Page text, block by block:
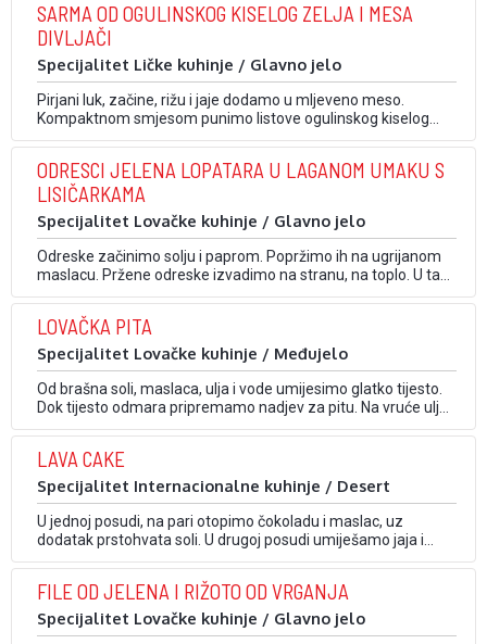
podlijemo temeljcem od srnetine. Pred kraj dodamo vino. Na
prikladan …
SARMA OD OGULINSKOG KISELOG ZELJA I MESA
DIVLJAČI
Specijalitet Ličke kuhinje / Glavno jelo
Pirjani luk, začine, rižu i jaje dodamo u mljeveno meso.
Kompaktnom smjesom punimo listove ogulinskog kiselog
zelja. Na dno posude stavimo rezano zelje i na njega složimo
napunimo vodom tako da sarma bude prekrivena te kuhamo
oko 2 sata. Kad je sarma …
ODRESCI JELENA LOPATARA U LAGANOM UMAKU S
LISIČARKAMA
Specijalitet Lovačke kuhinje / Glavno jelo
Odreske začinimo solju i paprom. Popržimo ih na ugrijanom
maslacu. Pržene odreske izvadimo na stranu, na toplo. U tavu
na masnoću od prženja dodamo očišćeni luk i mrkvu, na
veličinu zalogaja narezane gljive i nekoliko klinčića. Kratko ih
pržimo. Nakon dvije, tri minute iz tave izvadimo klinčiće,
dodamo bijelo vino …
LOVAČKA PITA
Specijalitet Lovačke kuhinje / Međujelo
Od brašna soli, maslaca, ulja i vode umijesimo glatko tijesto.
Dok tijesto odmara pripremamo nadjev za pitu. Na vruće ulje
stavimo luk, pancetu, gljive, svježu papriku i origano. Sve
jajima. Dodamo peršin, ljutu papriku, sol i papar. Tijesto tanko
razvučemo, nadjenemo ga s …
LAVA CAKE
Specijalitet Internacionalne kuhinje / Desert
U jednoj posudi, na pari otopimo čokoladu i maslac, uz
dodatak prstohvata soli. U drugoj posudi umiješamo jaja i
šećer dok ne posvijetli i utrostruči svoj volumen. Smjesu
otopljene čokolade i maslaca (koja ne smije biti vruća)
dodamo u jaja i laganim kružnim pokretima sjedinimo u
jednoličnu smjesu. Zatim dodamo …
FILE OD JELENA I RIŽOTO OD VRGANJA
Specijalitet Lovačke kuhinje / Glavno jelo